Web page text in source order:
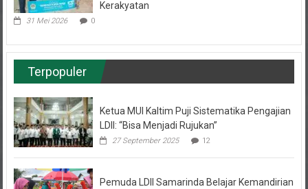
31 Mei 2026 0
Terpopuler
LDII: “Bisa Menjadi Rujukan”
27 September 2025 12
Bisnis Cuan